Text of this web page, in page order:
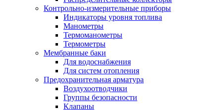
Контрольно-измерительные приборы
Индикаторы уровня топлива
Манометры
Термоманометры
Термометры
Мембранные баки
Для водоснабжения
Для систем отопления
Предохранительная арматура
Воздухоотводчики
Группы безопасности
Клапаны